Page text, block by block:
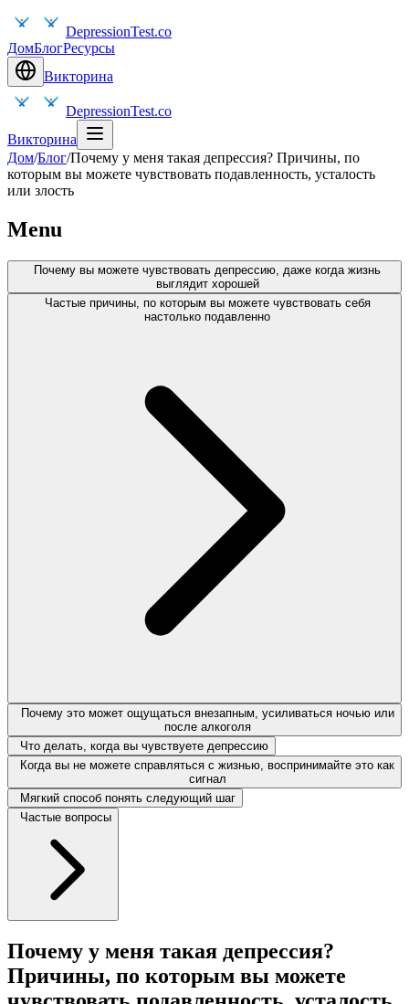
DepressionTest.co
ДомБлогРесурсы
Викторина
DepressionTest.co
Викторина
Дом/Блог/Почему у меня такая депрессия? Причины, по
которым вы можете чувствовать подавленность, усталость
или злость
Menu
Почему вы можете чувствовать депрессию, даже когда жизнь
выглядит хорошей
Частые причины, по которым вы можете чувствовать себя
настолько подавленно
Почему это может ощущаться внезапным, усиливаться ночью или
после алкоголя
Что делать, когда вы чувствуете депрессию
Когда вы не можете справляться с жизнью, воспринимайте это как
сигнал
Мягкий способ понять следующий шаг
Частые вопросы
Почему у меня такая депрессия?
Причины, по которым вы можете